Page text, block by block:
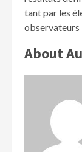
tant par les
observateurs
About